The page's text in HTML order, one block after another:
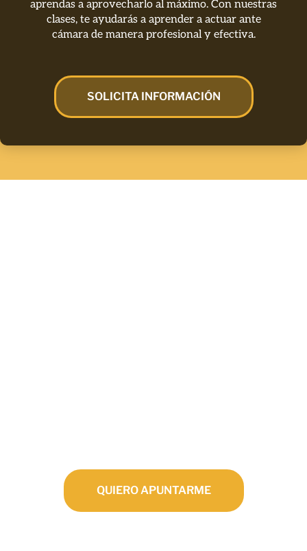
aprendas a aprovecharlo al máximo. Con nuestras
clases, te ayudarás a aprender a actuar ante
cámara de manera profesional y efectiva.
SOLICITA INFORMACIÓN
QUIERO APUNTARME